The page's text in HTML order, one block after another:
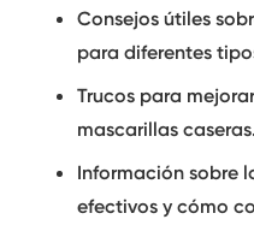
Consejos útiles
para diferentes
Trucos para mejorar
mascarillas caseras.
Información sobre
efectivos y cómo